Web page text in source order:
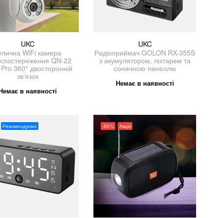
UKC
WiFi камера
QN-22
360° двосторонній
зв’язок
в наявності
UKC
Радіоприймач GOLON RX-355S
з акумулятором, ліхтарем та
сонячною панеллю
Немає в наявності
Рекомендуємо -50% Акція